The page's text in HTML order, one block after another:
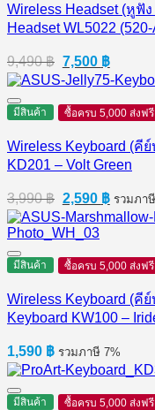
Wireless Headset (หูฟั
Headset WL5022
9,490฿ Original
price
was:
9,490 ฿.
7,500 ฿Current
price
is:
7,500
มีสินค้า ซื้อครบ 5,000 ส่งฟรี
Wireless Keyboard (คี
KD201 – Volt Green
3,990฿ Original
price
was:
3,990 ฿.
2,590 ฿Current
price
is:
รวมภา
มีสินค้า ซื้อครบ 5,000 ส่งฟรี
Wireless Keyboard (คี
Keyboard KW100 –
1,590 ฿ รวมภาษี 7%
มีสินค้า ซื้อครบ 5,000 ส่งฟรี